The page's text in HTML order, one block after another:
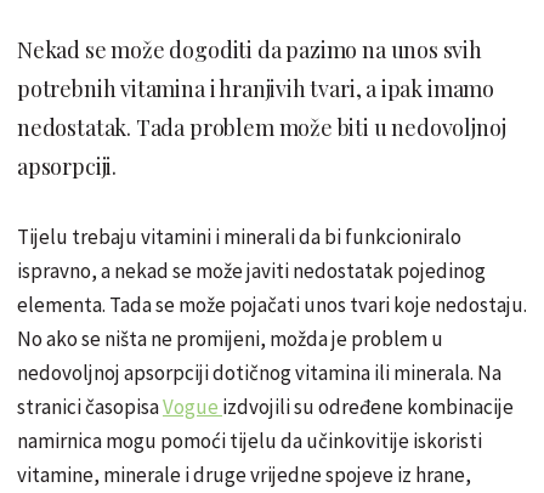
Nekad se može dogoditi da pazimo na unos svih
potrebnih vitamina i hranjivih tvari, a ipak imamo
nedostatak. Tada problem može biti u nedovoljnoj
apsorpciji.
Tijelu trebaju vitamini i minerali da bi funkcioniralo
ispravno, a nekad se može javiti nedostatak pojedinog
elementa. Tada se može pojačati unos tvari koje nedostaju.
No ako se ništa ne promijeni, možda je problem u
nedovoljnoj apsorpciji dotičnog vitamina ili minerala. Na
stranici časopisaVogue izdvojili su određene kombinacije
namirnica mogu pomoći tijelu da učinkovitije iskoristi
vitamine, minerale i druge vrijedne spojeve iz hrane,